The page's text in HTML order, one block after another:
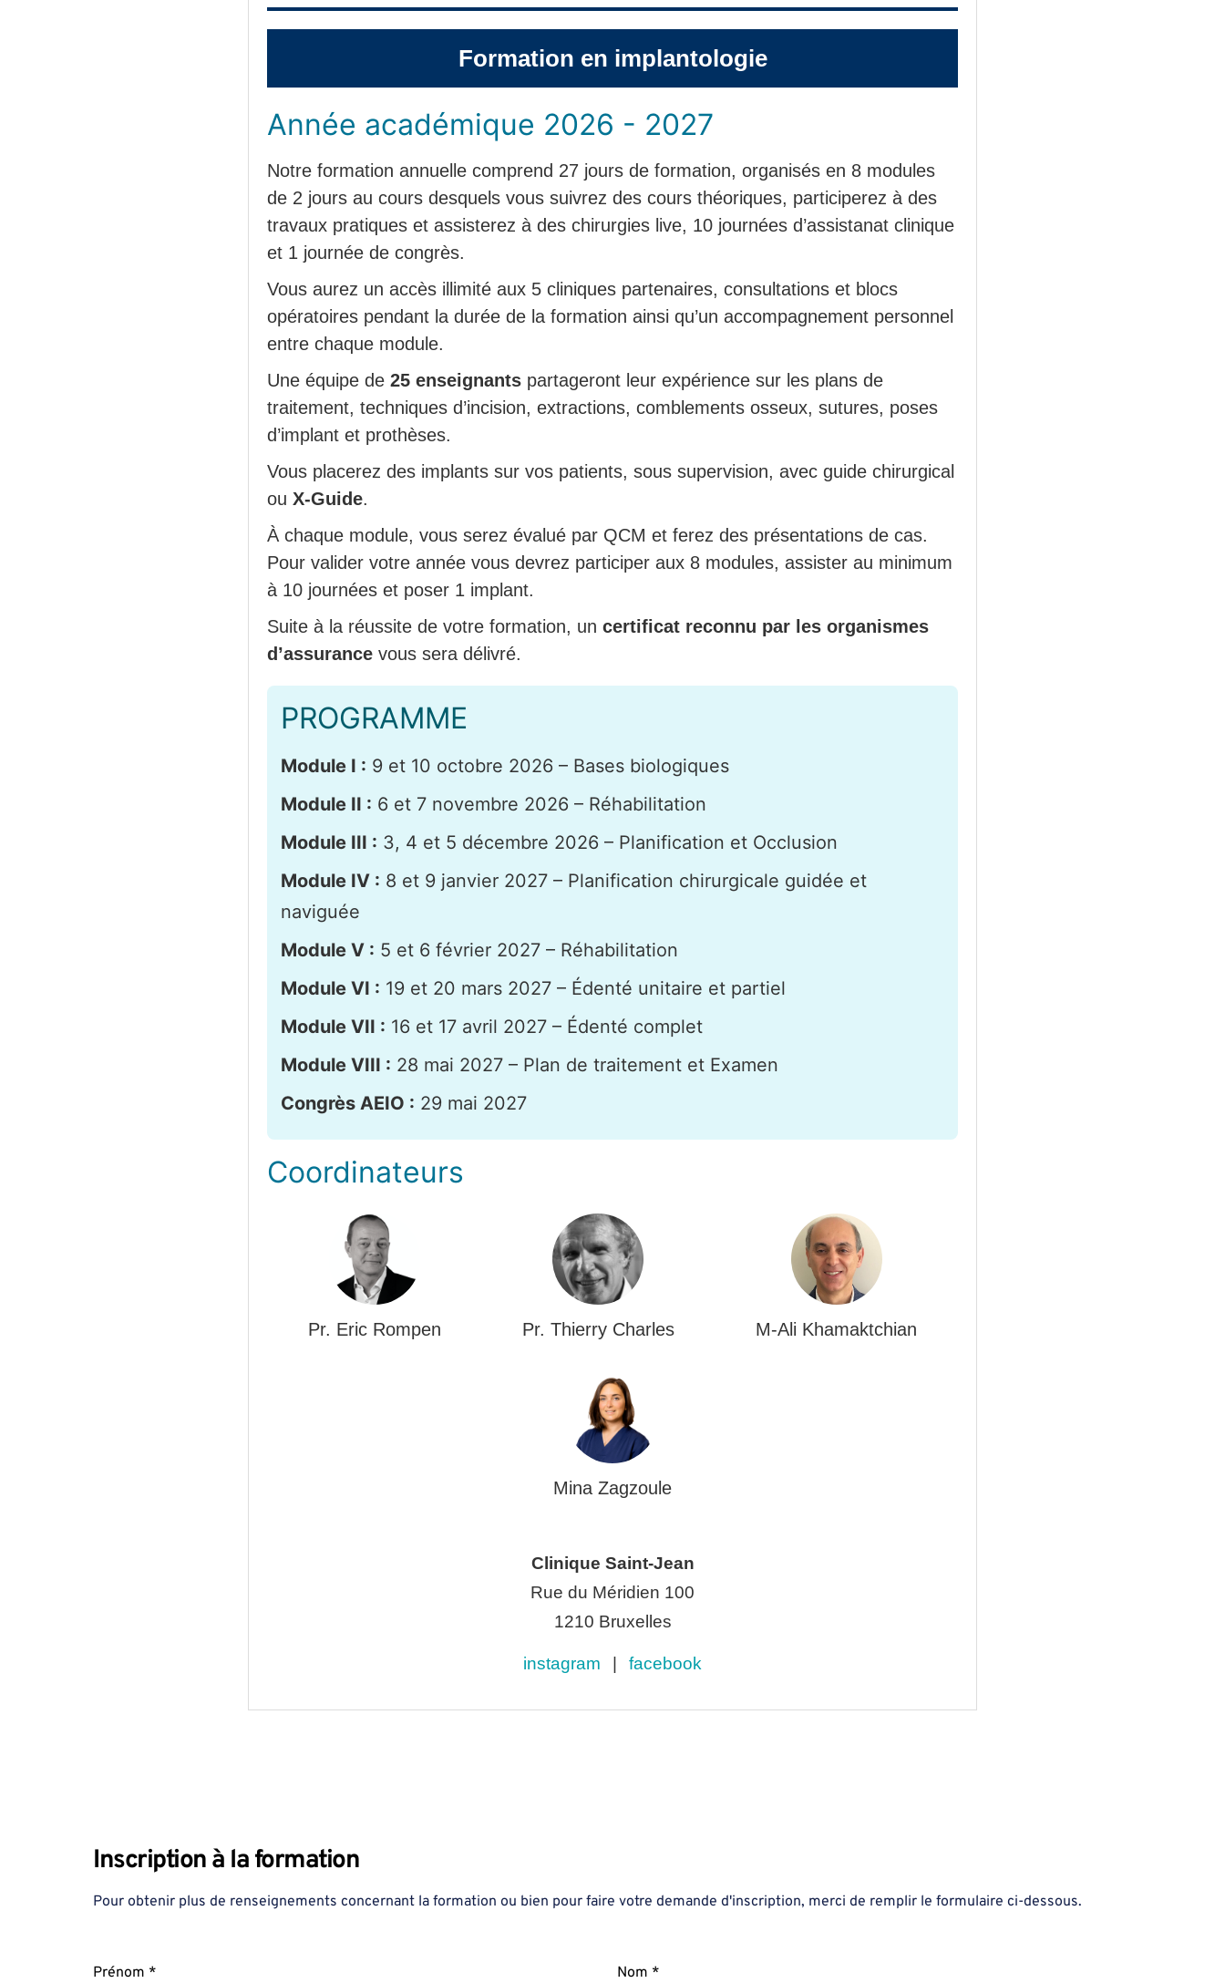
Formation en implantologie
Année académique 2026 - 2027
Notre formation annuelle comprend 27 jours de formation, organisés en 8 modules
de 2 jours au cours desquels vous suivrez des cours théoriques, participerez à des
travaux pratiques et assisterez à des chirurgies live, 10 journées d’assistanat clinique
et 1 journée de congrès.
Vous aurez un accès illimité aux 5 cliniques partenaires, consultations et blocs
opératoires pendant la durée de la formation ainsi qu’un accompagnement personnel
entre chaque module.
Une équipe de 25 enseignants partageront leur expérience sur les plans de
traitement, techniques d’incision, extractions, comblements osseux, sutures, poses
d’implant et prothèses.
Vous placerez des implants sur vos patients, sous supervision, avec guide chirurgical
ou X-Guide.
À chaque module, vous serez évalué par QCM et ferez des présentations de cas.
Pour valider votre année vous devrez participer aux 8 modules, assister au minimum
à 10 journées et poser 1 implant.
Suite à la réussite de votre formation, un certificat reconnu par les organismes
d’assurance vous sera délivré.
PROGRAMME
Module I : 9 et 10 octobre 2026 – Bases biologiques
Module II : 6 et 7 novembre 2026 – Réhabilitation
Module III : 3, 4 et 5 décembre 2026 – Planification et Occlusion
Module IV : 8 et 9 janvier 2027 – Planification chirurgicale guidée et
naviguée
Module V : 5 et 6 février 2027 – Réhabilitation
Module VI : 19 et 20 mars 2027 – Édenté unitaire et partiel
Module VII : 16 et 17 avril 2027 – Édenté complet
Module VIII : 28 mai 2027 – Plan de traitement et Examen
Congrès AEIO : 29 mai 2027
Coordinateurs
Pr. Eric Rompen Pr. Thierry Charles M-Ali Khamaktchian
Mina Zagzoule
Clinique Saint-Jean
Rue du Méridien 100
1210 Bruxelles
instagram facebook
Inscription à la formation
Pour obtenir plus de renseignements concernant la formation ou bien pour faire votre demande d'inscription, merci de remplir le formulaire ci-dessous.
Prénom * Nom *